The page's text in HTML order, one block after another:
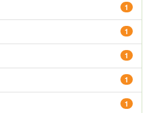
1
1
1
1
1